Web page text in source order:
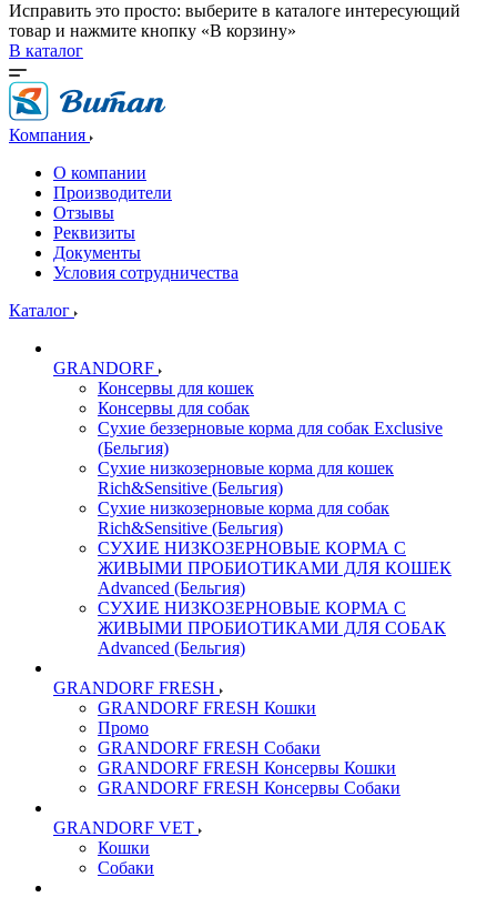
Исправить это просто: выберите в каталоге интересующий
товар и нажмите кнопку «В корзину»
В каталог
Компания
О компании
Производители
Отзывы
Реквизиты
Документы
Условия сотрудничества
Каталог
GRANDORF
Консервы для кошек
Консервы для собак
Сухие беззерновые корма для собак Exclusive
(Бельгия)
Сухие низкозерновые корма для кошек
Rich&Sensitive (Бельгия)
Сухие низкозерновые корма для собак
Rich&Sensitive (Бельгия)
СУХИЕ НИЗКОЗЕРНОВЫЕ КОРМА С
ЖИВЫМИ ПРОБИОТИКАМИ ДЛЯ КОШЕК
Advanced (Бельгия)
СУХИЕ НИЗКОЗЕРНОВЫЕ КОРМА С
ЖИВЫМИ ПРОБИОТИКАМИ ДЛЯ СОБАК
Advanced (Бельгия)
GRANDORF FRESH
GRANDORF FRESH Кошки
Промо
GRANDORF FRESH Собаки
GRANDORF FRESH Консервы Кошки
GRANDORF FRESH Консервы Собаки
GRANDORF VET
Кошки
Собаки